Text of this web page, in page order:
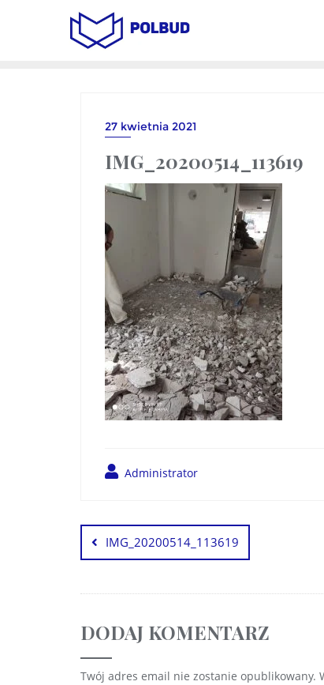
27 kwietnia 2021
IMG_20200514_113619
Administrator
IMG_20200514_113619
DODAJ KOMENTARZ
Twój adres email nie zostanie opublikowany.